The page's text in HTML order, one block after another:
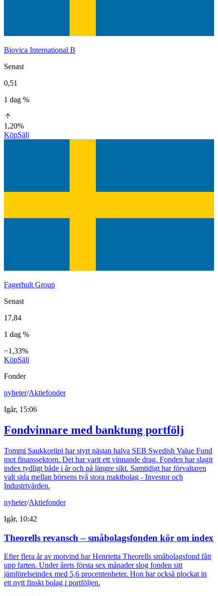
Biovica International B
Senast
0,51
1 dag %
1,20%
KöpSälj
Fagerhult Group
Senast
17,84
1 dag %
−1,33%
KöpSälj
Fonder
nyheter/Aktiefonder
Igår, 15:06
Fondvinnare med banktung portfölj
Tommi Saukkoriipi har styrt nästan halva SEB Swedish Value Fund
mot finanssektorn. Det har varit ett vinnande drag. Fonden har slagit
index tydligt både i år och på längre sikt. Samtidigt har förvaltaren
valt sida mellan börsens två stora maktbolag - Investor och
Industrivärden.
nyheter/Aktiefonder
Igår, 10:42
Theorells revansch – småbolagsfonden kör om index
Efter flera år av motvind har Henrietta Theorells småbolagsfond fått
upp farten. Under årets första sex månader slog fonden sitt
jämförelseindex med 5,6 procentenheter. Hon har också plockat in
ett nytt finskt bolag i portföljen.